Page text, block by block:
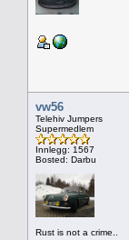
vw56
Telehiv Jumpers
Supermedlem
Innlegg: 1567
Bosted: Darbu
Rust is not a crime..